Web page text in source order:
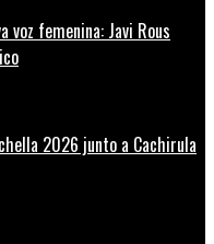
voz femenina: Javi Rous
2026 junto a Cachirula